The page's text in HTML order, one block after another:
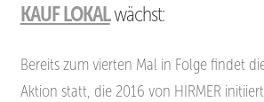
KAUF LOKALwächst:
Bereits zum vierten Mal in Folge findet
Aktion statt, die 2016 von HIRMER initiiert